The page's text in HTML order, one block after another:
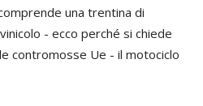
una trentina di
- ecco perché si chiede
contromosse Ue - il motociclo